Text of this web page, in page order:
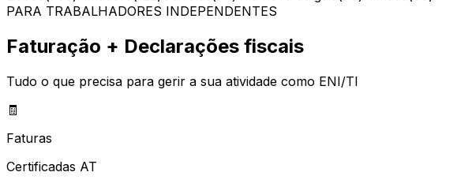
PARA TRABALHADORES INDEPENDENTES
Faturação + Declarações fiscais
Tudo o que precisa para gerir a sua atividade como ENI/TI
🧾
Faturas
Certificadas AT